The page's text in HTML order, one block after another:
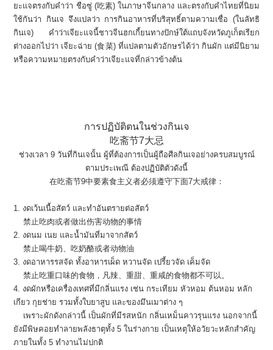
ยะแจตรงกับคำว่า ชือซู่ (吃素) ในภาษาจีนกลาง และตรงกับคำไทยที่นิยม
ใช้กันว่า กินเจ จึงแปลว่า การกินอาหารที่บริสุทธิ์ตามความเชื่อ (ในลัทธิ
กินเจ) คำว่าเจียะแจนี้ชาวจีนฮกเกี้ยนทางปักษ์ใต้แถบจังหวัดภูเก็ตเรียก
ต่างออกไปว่า เจียะฉ่าย (食菜) ที่แปลตามตัวอักษรได้ว่า กินผัก แต่มีนิยาม
หรือความหมายตรงกับคำว่าเจียะแจที่กล่าวข้างต้น
การปฏิบัติตนในช่วงกินเจ
吃斋节7大忌
ช่วงเวลา 9 วันที่กินเจนั้น ผู้ที่ต้องการเป็นผู้ถือศีลกินเจอย่างครบสมบูรณ์
ตามประเพณี ต้องปฏิบัติตัวดังนี้
在吃斋节9中要素食主义者必须遵守下面7大戒律：
1. งดเว้นเนื้อสัตว์ และทำอันตรายต่อสัตว์
禁止吃肉或者做出伤害动物的事情
2. งดนม เนย และน้ำมันที่มาจากสัตว์
禁止喝牛奶、吃奶酪或者动物油
3. งดอาหารรสจัด ทั้งอาหารเผ็ด หวานจัด เปรี้ยวจัด เค็มจัด
禁止吃重口味的食物，凡辣、重甜、重咸的食物都不可以。
4. งดผักหรือเครื่องเทศที่มีกลิ่นแรง เช่น กระเทียม หัวหอม ต้นหอม หลัก
เกียว กุยช่าย รวมทั้งใบยาสูบ และของมึนเมาต่าง ๆ
เพราะผักดังกล่าวนี้ เป็นผักที่มีรสหนัก กลิ่นเหม็นคาวรุนแรง นอกจากนี้
ยังมีพิษคอยทำลายพลังธาตุทั้ง 5 ในร่างกาย เป็นเหตุให้อวัยวะหลักสำคัญ
ภายในทั้ง 5 ทำงานไม่ปกติ